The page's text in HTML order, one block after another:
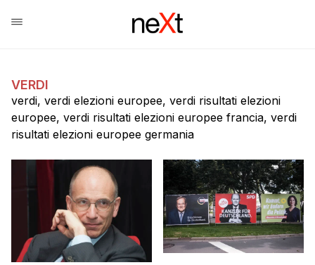
VERDI
verdi, verdi elezioni europee, verdi risultati elezioni
europee, verdi risultati elezioni europee francia, verdi
risultati elezioni europee germania